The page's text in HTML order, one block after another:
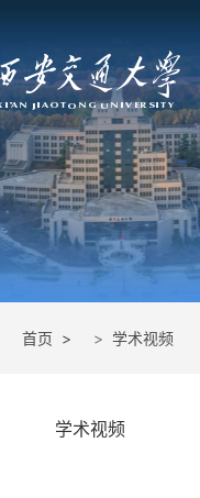
首页 > 学术视频
学术视频